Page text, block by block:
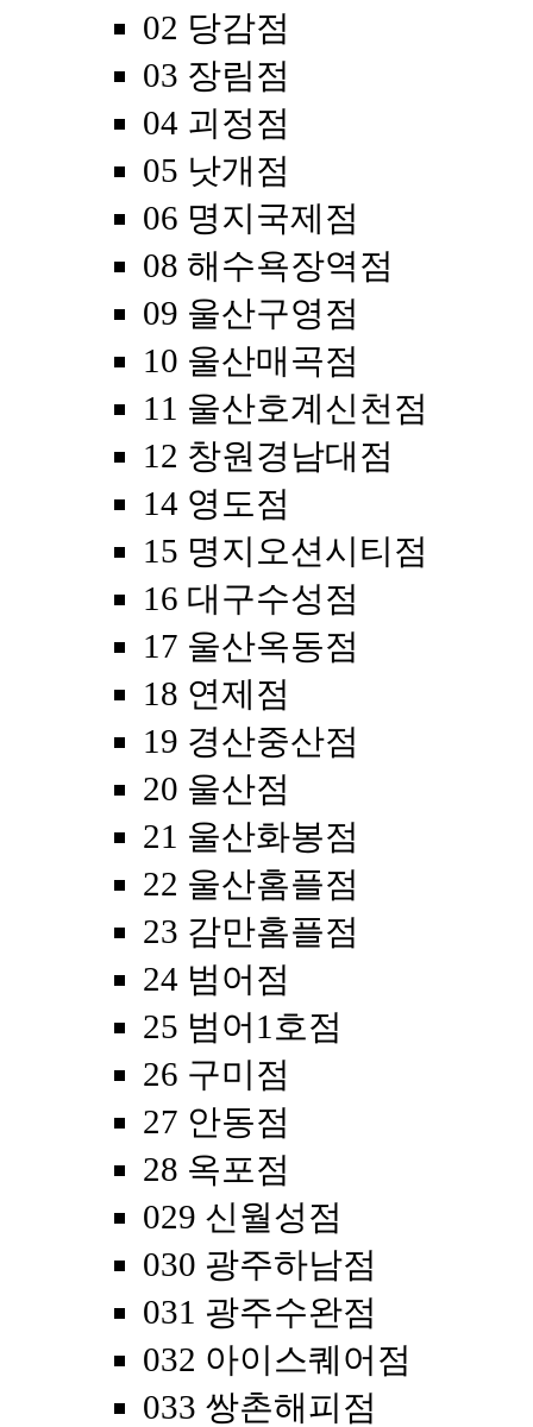
02 당감점
03 장림점
04 괴정점
05 낫개점
06 명지국제점
08 해수욕장역점
09 울산구영점
10 울산매곡점
11 울산호계신천점
12 창원경남대점
14 영도점
15 명지오션시티점
16 대구수성점
17 울산옥동점
18 연제점
19 경산중산점
20 울산점
21 울산화봉점
22 울산홈플점
23 감만홈플점
24 범어점
25 범어1호점
26 구미점
27 안동점
28 옥포점
029 신월성점
030 광주하남점
031 광주수완점
032 아이스퀘어점
033 쌍촌해피점